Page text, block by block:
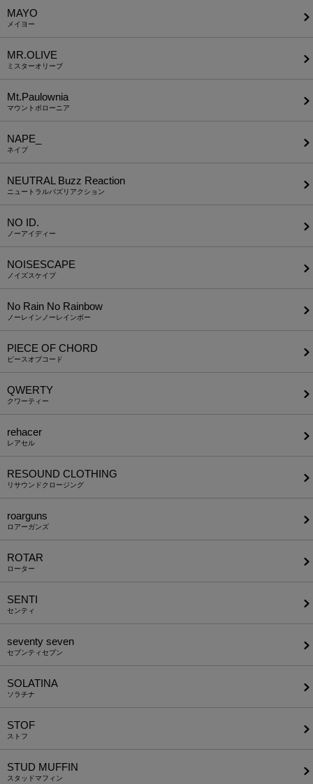
MAYO
メイヨー
MR.OLIVE
ミスターオリーブ
Mt.Paulownia
マウントポローニア
NAPE_
ネイプ
NEUTRAL Buzz Reaction
ニュートラルバズリアクション
NO ID.
ノーアイディー
NOISESCAPE
ノイズスケイプ
No Rain No Rainbow
ノーレインノーレインボー
PIECE OF CHORD
ピースオブコード
QWERTY
クワーティー
rehacer
レアセル
RESOUND CLOTHING
リサウンドクロージング
roarguns
ロアーガンズ
ROTAR
ローター
SENTI
センティ
seventy seven
セブンティセブン
SOLATINA
ソラチナ
STOF
ストフ
STUD MUFFIN
スタッドマフィン